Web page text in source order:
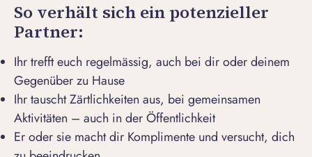
So verhält sich ein potenzieller
Partner:
Ihr trefft euch regelmässig, auch bei dir oder deinem
Gegenüber zu Hause
Ihr tauscht Zärtlichkeiten aus, bei gemeinsamen
Aktivitäten – auch in der Öffentlichkeit
Er oder sie macht dir Komplimente und versucht, dich